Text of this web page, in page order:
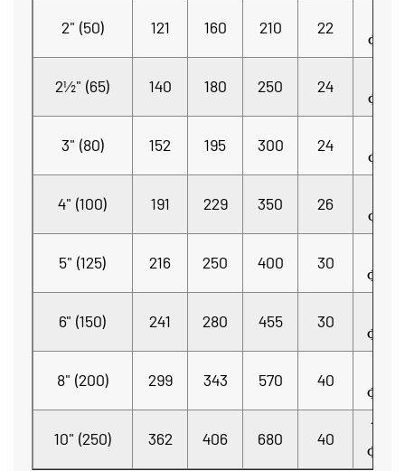
2" (50) 121 160 210 22
Φ19
2½" (65) 140 180 250 24
Φ19
3" (80) 152 195 300 24
Φ19
4" (100) 191 229 350 26
Φ19
5" (125) 216 250 400 30
Φ22
6" (150) 241 280 455 30
Φ23
8" (200) 299 343 570 40
Φ23
10" (250) 362 406 680 40
12-
Φ23